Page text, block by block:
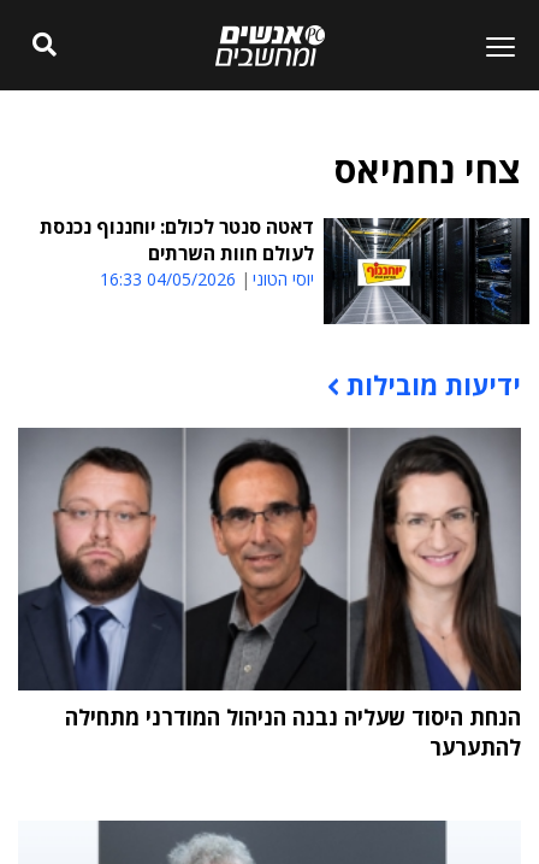
צחי נחמיאס
דאטה סנטר לכולם: יוחננוף נכנסת
לעולם חוות השרתים
יוסי הטוני 04/05/2026 16:33
תוכן פרסומי
ידיעות מובילות
הנחת היסוד שעליה נבנה הניהול המודרני מתחילה
להתערער